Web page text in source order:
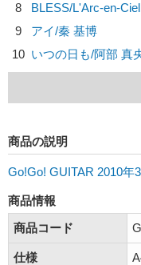
8
BLESS/L'Arc-en-Ciel
9
アイ/秦 基博
10 いつの日も/阿部 真
商品の説明
Go!Go! GUITAR 2010年
商品情報
商品コード
仕様